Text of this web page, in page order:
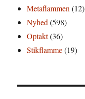
Metaflammen (12)
Nyhed (598)
Optakt(36)
Stikflamme(19)